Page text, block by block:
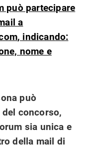
può partecipare
a
, indicando:
nome e
può
concorso,
sia unica e
della mail di